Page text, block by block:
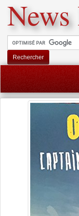
News
Rechercher